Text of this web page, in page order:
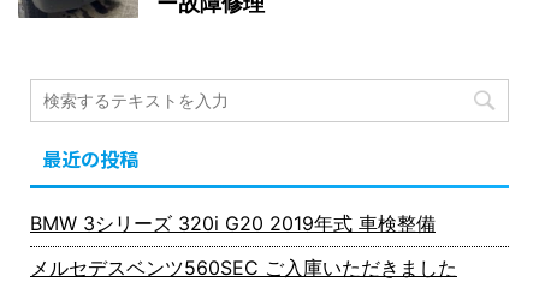
最近の投稿
BMW 3シリーズ 320i G20 2019年式 車検整備
メルセデスベンツ560SEC ご入庫いただきました